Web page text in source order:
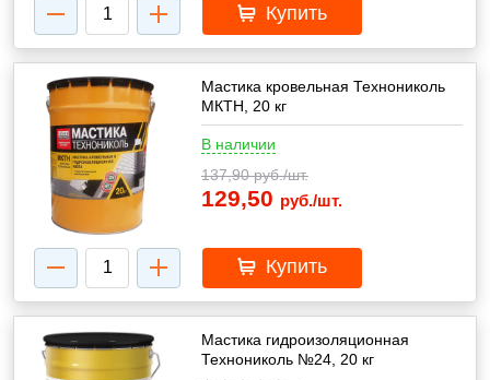
Купить
Мастика кровельная Технониколь
МКТН, 20 кг
В наличии
137,90руб./шт.
129,50 руб./шт.
Купить
Мастика гидроизоляционная
Технониколь №24, 20 кг